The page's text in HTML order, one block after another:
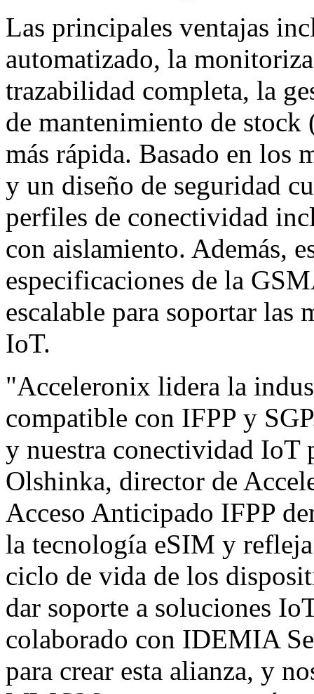
Las principales ventajas
automatizado, la
trazabilidad completa, la
de mantenimiento de
más rápida. Basado en los
y un diseño de seguridad
perfiles de conectividad
con aislamiento. Además,
especificaciones de la
escalable para soportar las
IoT.
"Acceleronix lidera la
compatible con IFPP y
y nuestra conectividad IoT
Olshinka, director de
Acceso Anticipado IFPP
la tecnología eSIM y
ciclo de vida de los
dar soporte a soluciones
colaborado con IDEMIA
para crear esta alianza, y